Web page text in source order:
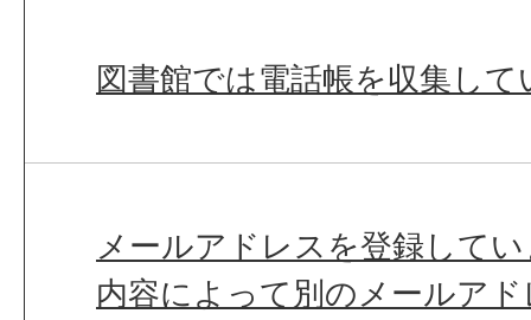
図書館では電話帳を収集し
メールアドレスを登録して
内容によって別のメールア